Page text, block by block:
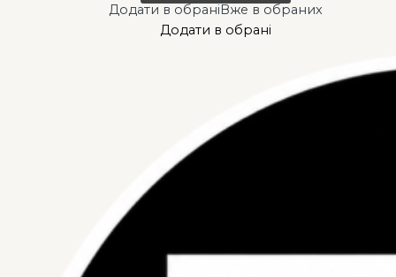
Додати в обраніВже в обраних
Додати в обрані